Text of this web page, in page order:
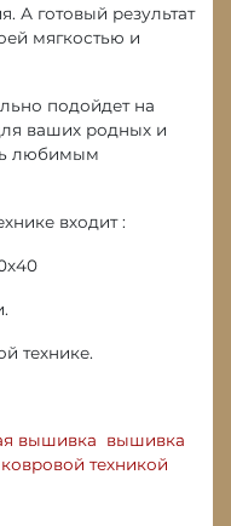
А готовый результат
мягкостью и
подойдет на
ваших родных и
любимым
входит :
технике.
вышивка
вышивка
техникой